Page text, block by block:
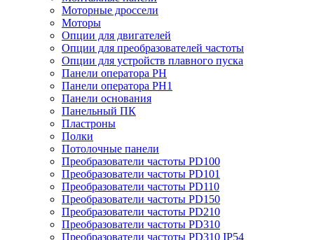
Моторные дроссели
Моторы
Опции для двигателей
Опции для преобразователей частоты
Опции для устройств плавного пуска
Панели оператора PH
Панели оператора PH1
Панели основания
Панельный ПК
Пластроны
Полки
Потолочные панели
Преобразователи частоты PD100
Преобразователи частоты PD101
Преобразователи частоты PD110
Преобразователи частоты PD150
Преобразователи частоты PD210
Преобразователи частоты PD310
Преобразователи частоты PD310 IP54